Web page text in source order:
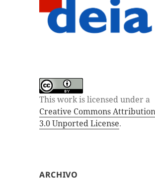
This work is licensed under a
Creative Commons Attribution
3.0 Unported License.
ARCHIVO